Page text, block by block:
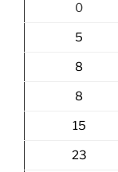
0
5
8
8
15
23